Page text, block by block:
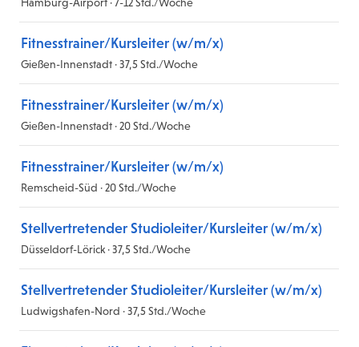
Fitnesstrainer/Kursleiter (w/m/x)
Gießen-Innenstadt · 37,5 Std./Woche
Fitnesstrainer/Kursleiter (w/m/x)
Gießen-Innenstadt · 20 Std./Woche
Fitnesstrainer/Kursleiter (w/m/x)
Remscheid-Süd · 20 Std./Woche
Stellvertretender Studioleiter/Kursleiter (w/m/x)
Düsseldorf-Lörick · 37,5 Std./Woche
Stellvertretender Studioleiter/Kursleiter (w/m/x)
Ludwigshafen-Nord · 37,5 Std./Woche